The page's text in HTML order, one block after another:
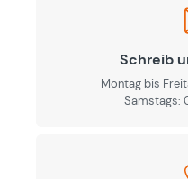
Schreib
Montag bis
Samstags: